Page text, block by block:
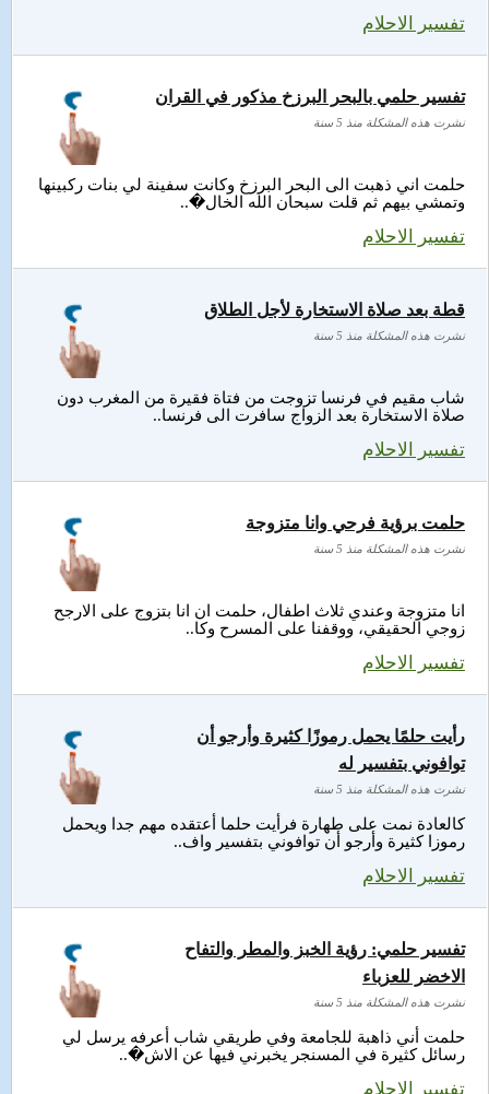
تفسير الاحلام
حلمت اني ذهبت الى البحر البرزخ وكانت سفينة لي بنات ركبينها
وتمشي بيهم ثم قلت سبحان الله الخال�..
تفسير الاحلام
تفسير حلمي بالبحر البرزخ مذكور في القران
نشرت هذه المشكلة منذ 5 سنة
شاب مقيم في فرنسا تزوجت من فتاة فقيرة من المغرب دون
صلاة الاستخارة بعد الزواج سافرت الى فرنسا..
تفسير الاحلام
قطة بعد صلاة الاستخارة لأجل الطلاق
نشرت هذه المشكلة منذ 5 سنة
انا متزوجة وعندي ثلاث اطفال، حلمت ان انا بتزوج على الارجح
زوجي الحقيقي، ووقفنا على المسرح وكا..
تفسير الاحلام
حلمت برؤية فرحي وانا متزوجة
نشرت هذه المشكلة منذ 5 سنة
كالعادة نمت على طهارة فرأيت حلما أعتقده مهم جدا ويحمل
رموزا كثيرة وأرجو أن توافوني بتفسير واف..
تفسير الاحلام
رأيت حلمًا يحمل رموزًا كثيرة وأرجو أن
توافوني بتفسير له
نشرت هذه المشكلة منذ 5 سنة
حلمت أني ذاهبة للجامعة وفي طريقي شاب أعرفه يرسل لي
رسائل كثيرة في المسنجر يخبرني فيها عن الاش�..
تفسير الاحلام
تفسير حلمي: رؤية الخبز والمطر والتفاح
الاخضر للعزباء
نشرت هذه المشكلة منذ 5 سنة